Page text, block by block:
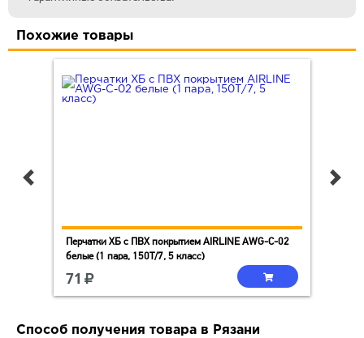
Похожие товары
Перчатки ХБ с ПВХ покрытием AIRLINE AWG-C-02
белые (1 пара, 150Т/7, 5 класс)
71
Способ получения товара в Рязани